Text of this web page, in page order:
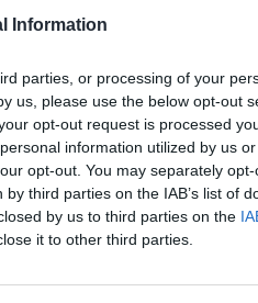
Information
parties, or processing of your
us, please use the below opt-out
opt-out request is processed
information utilized by us
opt-out. You may separately
third parties on the IAB’s list of
by us to third parties on the
it to other third parties.
járó kifizetés a
100 forintból a közterhek
forgalmi adóval
a figyelmet a Magyar
a Budapesti Corvinus
közötti 80 forint